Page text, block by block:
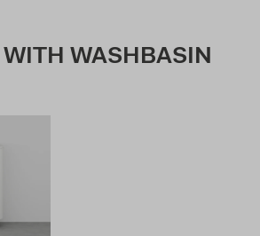
WASHBASIN